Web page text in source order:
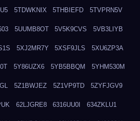
5TDWKNIX 5THBIEFD 5TVPRN5V
5UUMB8OT 5V5K9CVS 5VB3LIYB
5XJ2MR7Y 5XSF9JLS 5XU6ZP3A
5Y86UZX6 5YB5BBQM 5YHM530M
5Z1BWJEZ 5Z1VP9TD 5ZYFJGV9
62LJGRE8 6316UU0I 634ZKLU1